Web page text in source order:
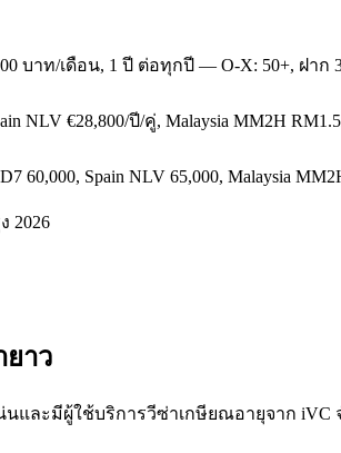
บาท/เดือน, 1 ปี ต่อทุกปี — O-X: 50+, ฝาก
NLV €28,800/ปี/คู่, Malaysia MM2H
60,000, Spain NLV 65,000, Malaysia
2026
าว
ละมีผู้ใช้บริการวีซ่าเกษียณอายุจาก